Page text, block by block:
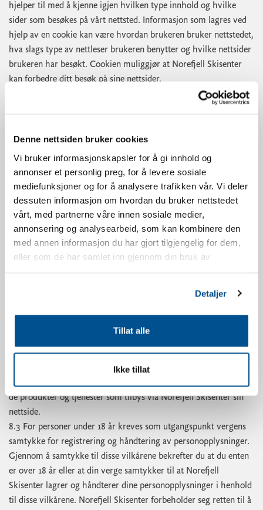
Denne nettsiden bruker cookies
Vi bruker informasjonskapsler for å gi innhold og
annonser et personlig preg, for å levere sosiale
mediefunksjoner og for å analysere trafikken vår. Vi deler
dessuten informasjon om hvordan du bruker nettstedet
vårt, med partnerne våre innen sosiale medier,
annonsering og analysearbeid, som kan kombinere den
med annen informasjon du har gjort tilgjengelig for dem,
eller som de har samlet inn gjennom din bruk av
Detaljer
Tillat alle
Ikke tillat
hjelper til med å kjenne igjen hvilken type innhold og hvilke
sider som besøkes på vårt nettsted. Informasjon som lagres ved
hjelp av en cookie kan være hvordan brukeren bruker nettstedet,
hva slags type av nettleser brukeren benytter og hvilke nettsider
brukeren har besøkt. Cookien muliggjør at Norefjell Skisenter
kan forbedre ditt besøk på sine nettsider.
7.3 En permanent cookie ligger igjen på brukerens datamaskin
hjemmeside. Sesjonscookien forsvinner når brukeren stenger sin
nettleser. Norefjell Skisenter benytter seg av både av permanente
cookies og sesjonscookies. Norefjell Skisenter kan også komme
til å benytte en tredjeparts cookies.
7.4 Om brukeren ikke vil tillate cookies kan brukeren velge å
endre innstillingene for brukerens nettleser sik at cookies ikke
aksepteres. Om brukeren ikke aksepterer cookies kan dette
påvirke nettsidens funksjonalitet.
henhold til norsk Lov om behandling av personopplysninger, og
du at Norefjell Skisenter aktivt samler inn, håndterer, lagrer og
bruker, samt på annen måte behandler dine personopplysninger
for at Norefjell Skisenter og samarbeidsselskap, skal kunne tilby
de produkter og tjenester som tilbys via Norefjell Skisenter sin
nettside.
8.3 For personer under 18 år kreves som utgangspunkt vergens
samtykke for registrering og håndtering av personopplysninger.
Gjennom å samtykke til disse vilkårene bekrefter du at du enten
er over 18 år eller at din verge samtykker til at Norefjell
Skisenter lagrer og håndterer dine personopplysninger i henhold
til disse vilkårene. Norefjell Skisenter forbeholder seg retten til å